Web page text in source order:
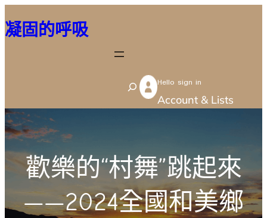
至
容
凝固的呼吸
S
e
c
h
Hello sign in
Account & Lists
歡樂的“村舞”跳起來
——2024全國和美鄉